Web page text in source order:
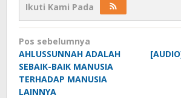
Ikuti Kami Pada
Navigasi
pos
Pos sebelumnya
AHLUSSUNNAH ADALAH
SEBAIK-BAIK MANUSIA
TERHADAP MANUSIA
LAINNYA